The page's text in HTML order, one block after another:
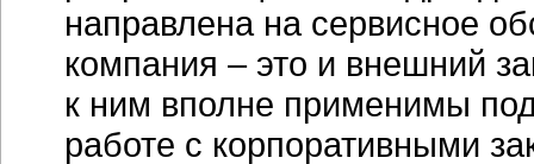
направлена на сервисное
компания – это и внешний
к ним вполне применимы
работе с корпоративными